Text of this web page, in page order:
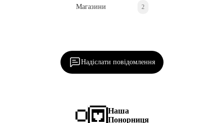
Магазини 2
Надіслати повідомлення
Наша
Понорниця